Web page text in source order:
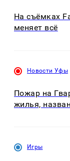
На съёмках
меняет всё
Новости Уфы
Пожар на
жилья,
Игры